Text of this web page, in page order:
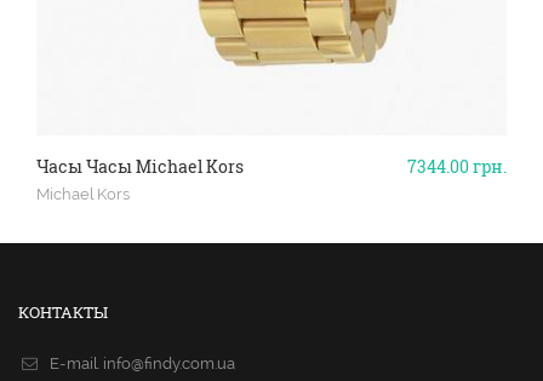
7344.00грн.
Часы Часы Michael Kors
Michael Kors
КОНТАКТЫ
E-mail. info@findy.com.ua